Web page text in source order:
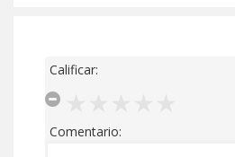
Calificar:
Comentario: